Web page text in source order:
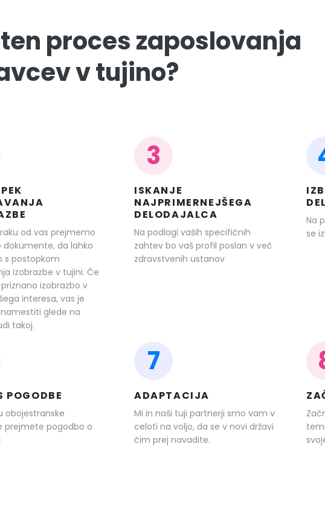
proces zaposlovanja
v tujino?
od vas prejmemo
da lahko
s postopkom
izobrazbe v tujini. Če
izobrazbo v
interesa, vas je
glede na
takoj.
3
ISKANJE
NAJPRIMERNEJŠEGA
DELODAJALCA
Na podlagi vaših specifičnih
zahtev bo vaš profil poslan v več
zdravstvenih ustanov
Na
se
POGODBE
obojestranske
prejmete pogodbo o
7
ADAPTACIJA
Mi in naši tuji partnerji smo vam v
celoti na voljo, da se v novi državi
čim prej navadite.